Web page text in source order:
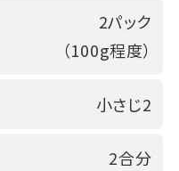
2パック
（100g程度）
小さじ2
2合分